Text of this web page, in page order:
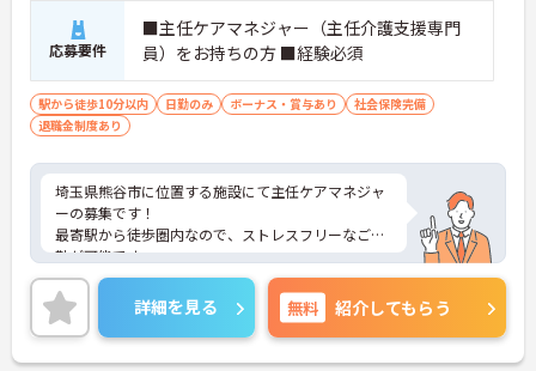
応募要件
■主任ケアマネジャー（主任介護支援専門
員）をお持ちの方 ■経験必須
駅から徒歩10分以内 日勤のみ ボーナス・賞与あり
社会保険完備
退職金制度あり
埼玉県熊谷市に位置する施設にて主任ケアマネジャ
ーの募集です！
最寄駅から徒歩圏内なので、ストレスフリーなご通
勤が可能です。
ご興味のある方には、面接対策ポイントなど、さら
に詳細をご案内しますのでお気軽にご相談くださ
い！
詳細を見る 無料 紹介してもらう